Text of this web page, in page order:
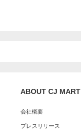
ABOUT CJ MART
会社概要
プレスリリース